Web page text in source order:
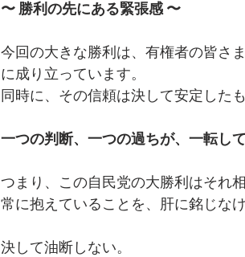
〜 勝利の先にある緊張感 〜
今回の大きな勝利は、有権者の皆さ
に成り立っています。
同時に、その信頼は決して安定した
一つの判断、一つの過ちが、一転し
つまり、この自民党の大勝利はそれ
常に抱えていることを、肝に銘じな
決して油断しない。